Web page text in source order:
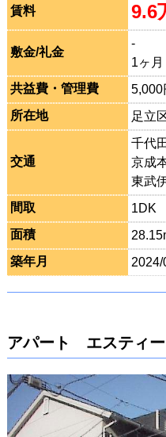
賃料 9.6
敷金/礼金
-
1ヶ月
共益費・管理費
5,000
所在地
足立
交通
千代
京成
東武
間取
1DK
面積
築年月
2024/
アパート エスティー